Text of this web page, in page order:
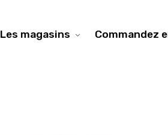
Les magasins Commandez